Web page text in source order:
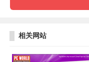
相关网站